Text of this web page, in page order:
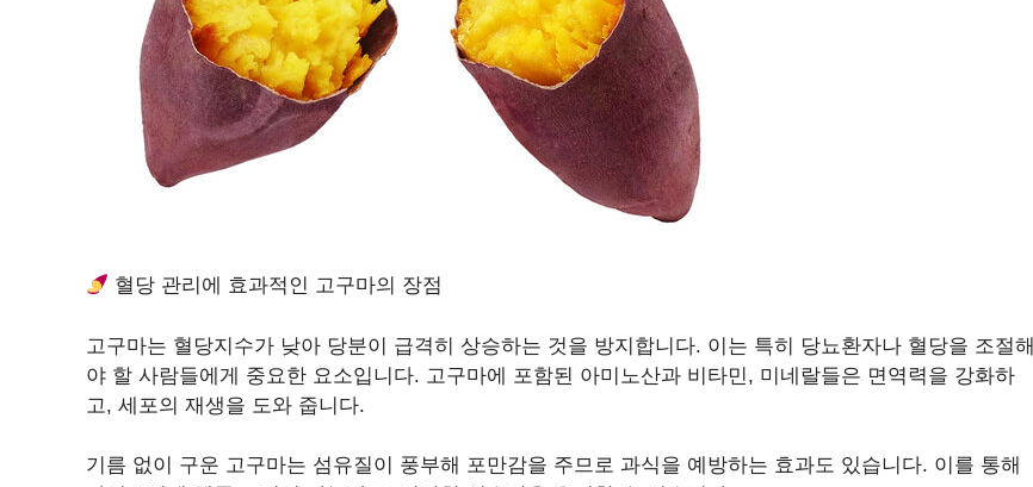
혈당 관리에 효과적인 고구마의 장점
고구마는 혈당지수가 낮아 당분이 급격히 상승하는 것을 방지합니다. 이는 특히 당뇨환자나 혈당을 조절해
야 할 사람들에게 중요한 요소입니다. 고구마에 포함된 아미노산과 비타민, 미네랄들은 면역력을 강화하
고, 세포의 재생을 도와 줍니다.
기름 없이 구운 고구마는 섬유질이 풍부해 포만감을 주므로 과식을 예방하는 효과도 있습니다. 이를 통해